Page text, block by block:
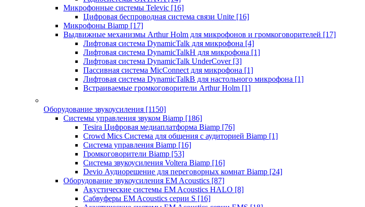
Микрофонные системы Televic [16]
Цифровая беспроводная система связи Unite [16]
Микрофоны Biamp [17]
Выдвижные механизмы Arthur Holm для микрофонов и громкоговорителей [17]
Лифтовая система DynamicTalk для микрофона [4]
Лифтовая система DynamicTalkH для микрофона [1]
Лифтовая система DynamicTalk UnderCover [3]
Пассивная система MicConnect для микрофона [1]
Лифтовая система DynamicTalkB для настольного микрофона [1]
Встраиваемые громкоговорители Arthur Holm [1]
Оборудование звукоусиления [1150]
Системы управления звуком Biamp [186]
Tesira Цифровая медиаплатформа Biamp [76]
Crowd Mics Система для общения с аудиторией Biamp [1]
Система управления Biamp [16]
Громкоговорители Biamp [53]
Система звукоусиления Voltera Biamp [16]
Devio Аудиорешение для переговорных комнат Biamp [24]
Оборудование звукоусиления EM Acoustics [87]
Акустические системы EM Acoustics HALO [8]
Сабвуферы EM Acoustics серии S [16]